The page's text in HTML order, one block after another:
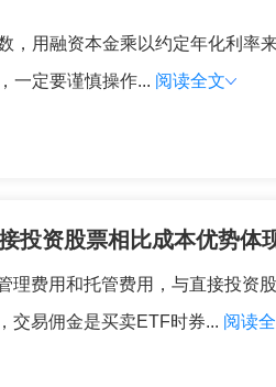
，用融资本金乘以约定年化利
一定要谨慎操作... 阅读全文
投资股票相比成本优势体
理费用和托管费用，与直接投资
交易佣金是买卖ETF时券... 阅读